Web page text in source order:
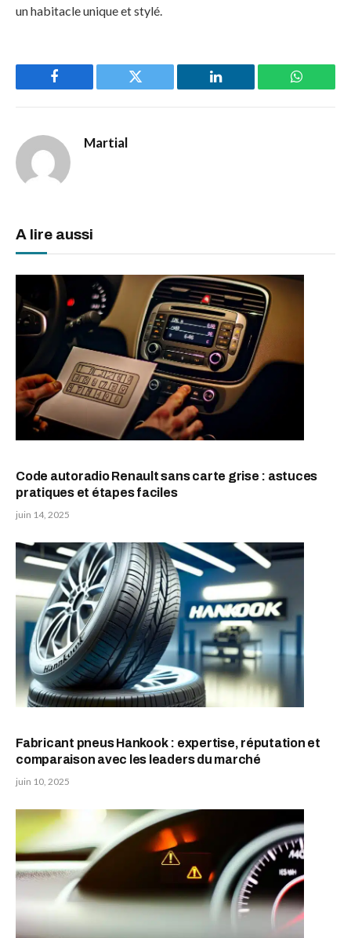
un habitacle unique et stylé.
Facebook Twitter LinkedIn
Martial
A lire aussi
Code autoradio Renault sans carte grise : astuces
pratiques et étapes faciles
juin 14, 2025
Fabricant pneus Hankook : expertise, réputation et
comparaison avec les leaders du marché
juin 10, 2025